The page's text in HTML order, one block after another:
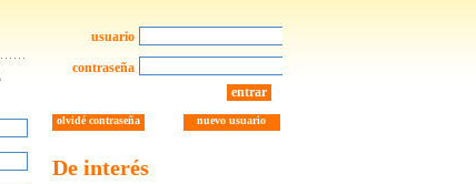
usuario
contraseña
entrar
nuevo usuario
olvidé contraseña
De interés